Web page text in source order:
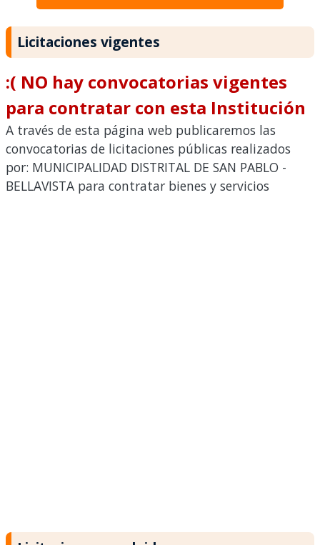
Licitaciones vigentes
:( NO hay convocatorias vigentes
para contratar con esta Institución
A través de esta página web publicaremos las
convocatorias de licitaciones públicas realizados
por: MUNICIPALIDAD DISTRITAL DE SAN PABLO -
BELLAVISTA para contratar bienes y servicios